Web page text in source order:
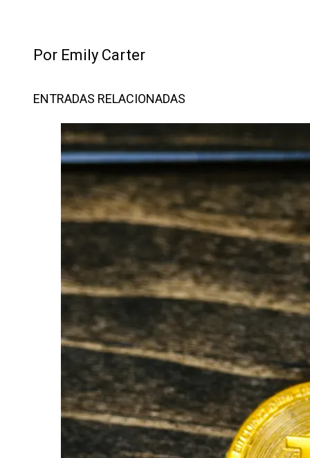
Por Emily Carter
ENTRADAS RELACIONADAS